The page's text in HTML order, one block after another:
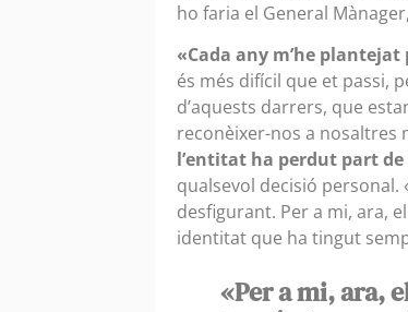
ho faria el General
«Cada any m’he
és més difícil que et passi,
d’aquests darrers, que
reconèixer-nos a nosaltres
l’entitat ha perdut part de
qualsevol decisió
desfigurant. Per a mi, ara,
identitat que ha tingut
«Per a mi, ara,